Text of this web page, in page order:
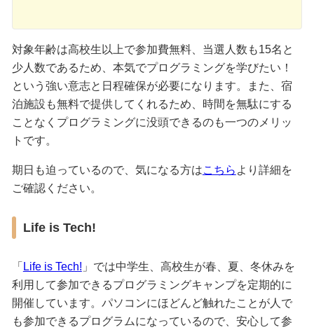
対象年齢は高校生以上で参加費無料、当選人数も15名と
少人数であるため、本気でプログラミングを学びたい！
という強い意志と日程確保が必要になります。また、宿
泊施設も無料で提供してくれるため、時間を無駄にする
ことなくプログラミングに没頭できるのも一つのメリッ
トです。
期日も迫っているので、気になる方はこちら より詳細を
ご確認ください。
Life is Tech!
「 Life is Tech! 」では中学生、高校生が春、夏、冬休みを
利用して参加できるプログラミングキャンプを定期的に
開催しています。パソコンにほどんど触れたことが人で
も参加できるプログラムになっているので、安心して参